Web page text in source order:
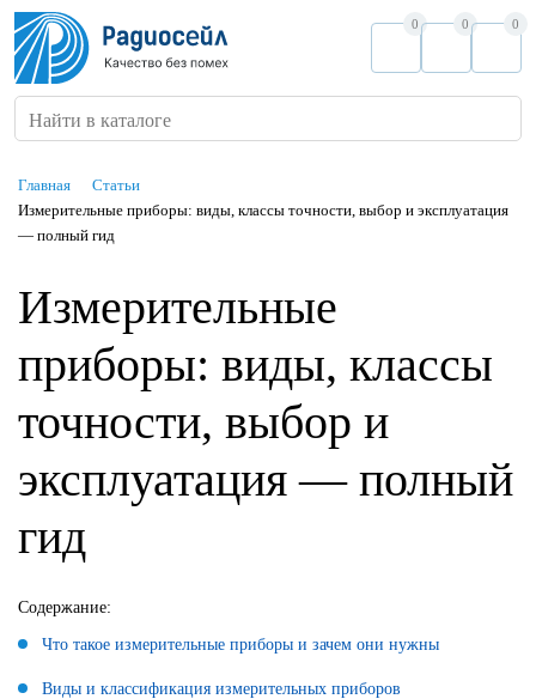
Найти в каталоге
0 0 0
Главная
Статьи
Измерительные приборы: виды, классы точности, выбор и эксплуатация
— полный гид
Измерительные
приборы: виды, классы
точности, выбор и
эксплуатация — полный
гид
Содержание:
Что такое измерительные приборы и зачем они нужны
Виды и классификация измерительных приборов